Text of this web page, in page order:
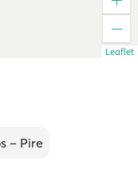
Leaflet
– Pire